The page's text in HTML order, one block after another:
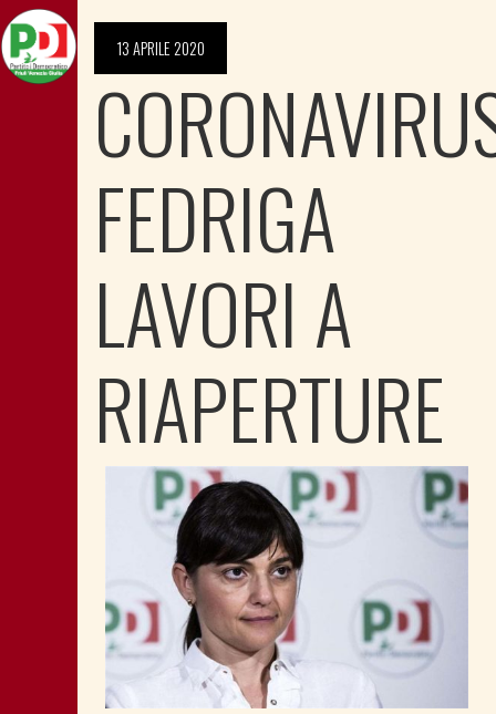
13 APRILE 2020
FEDRIGA
LAVORI A
RIAPERTURE